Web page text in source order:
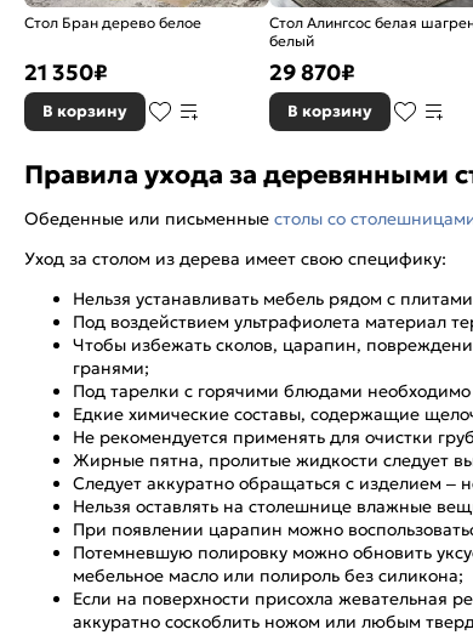
Стол Бран дерево белое
21 350₽
В корзину
Стол Алингсос белая
белый
29 870₽
В корзину
Правила ухода за деревянными
Обеденные или письменные столы со
Уход за столом из дерева имеет свою специфику:
Нельзя устанавливать мебель рядом с
Под воздействием ультрафиолета материал
Чтобы избежать сколов, царапин,
гранями;
Под тарелки с горячими блюдами
Едкие химические составы, содержащие
Не рекомендуется применять для очистки
Жирные пятна, пролитые жидкости следует
Следует аккуратно обращаться с изделием –
Нельзя оставлять на столешнице влажные
При появлении царапин можно
Потемневшую полировку можно обновить
мебельное масло или полироль без силикона;
Если на поверхности присохла жевательная
аккуратно соскоблить ножом или любым